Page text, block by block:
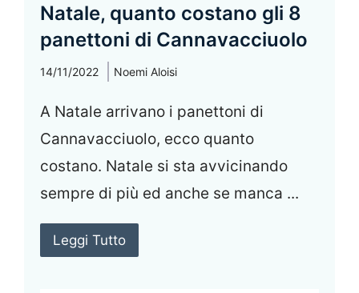
Natale, quanto costano gli 8
panettoni di Cannavacciuolo
14/11/2022 Noemi Aloisi
A Natale arrivano i panettoni di
Cannavacciuolo, ecco quanto
costano. Natale si sta avvicinando
sempre di più ed anche se manca ...
Leggi Tutto